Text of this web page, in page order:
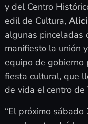
y del Centro
edil de Cultura,
algunas pinceladas
manifiesto la unión
equipo de gobierno
fiesta cultural, que
de vida el centro de
“El próximo